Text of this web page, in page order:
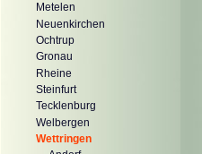
Metelen
Neuenkirchen
Ochtrup
Gronau
Rheine
Steinfurt
Tecklenburg
Welbergen
Wettringen